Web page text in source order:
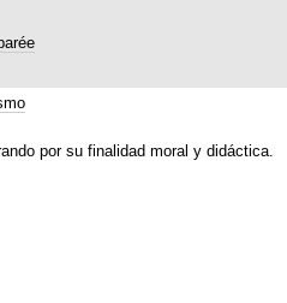
por su finalidad moral y didáctica.